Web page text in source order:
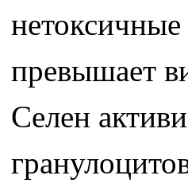
превышает
Селен